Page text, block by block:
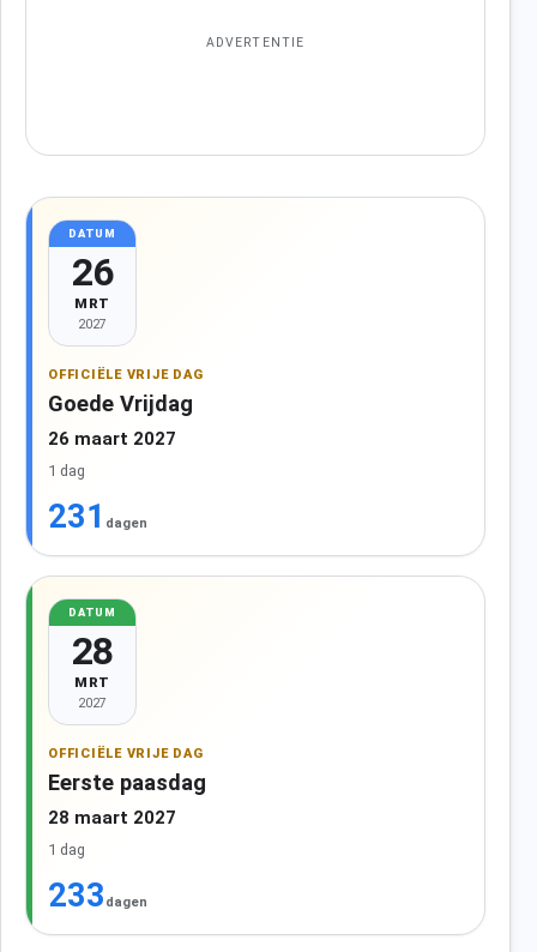
ADVERTENTIE
DATUM
26
MRT
2027
OFFICIËLE VRIJE DAG
Goede Vrijdag
26 maart 2027
1 dag
231 dagen
DATUM
28
MRT
2027
OFFICIËLE VRIJE DAG
Eerste paasdag
28 maart 2027
1 dag
233 dagen